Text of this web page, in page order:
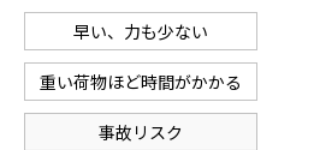
早い、力も少ない
重い荷物ほど時間がかかる
事故リスク